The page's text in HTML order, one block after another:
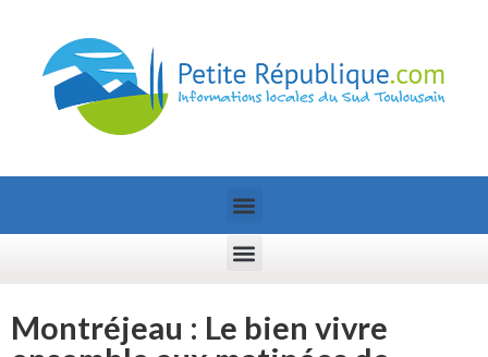
Montréjeau : Le bien vivre